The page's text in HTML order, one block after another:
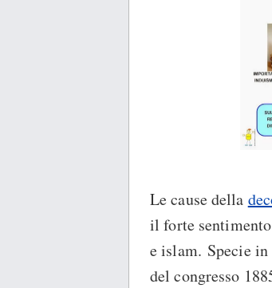
Le cause della
il forte
e islam. Specie
del congresso